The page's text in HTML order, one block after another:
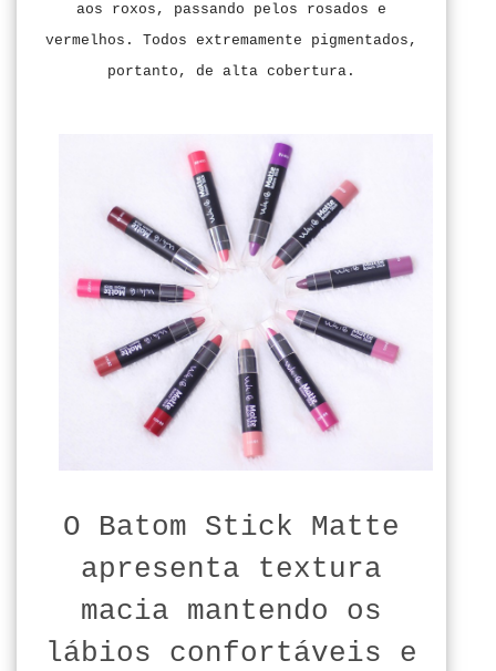
aos roxos, passando pelos rosados e
vermelhos. Todos extremamente pigmentados,
portanto, de alta cobertura.
O Batom Stick Matte
apresenta textura
macia mantendo os
lábios confortáveis e